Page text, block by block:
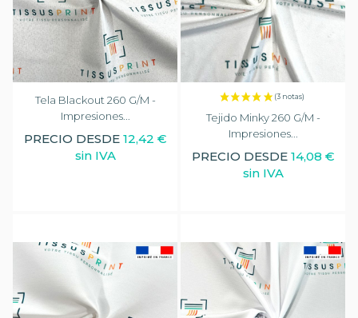
Tela Blackout 260 G/m -
Impresiones...
PRECIO DESDE 12,42 €
sin IVA
Tejido Minky 260 G/m -
Impresiones...
PRECIO DESDE 14,08 €
sin IVA